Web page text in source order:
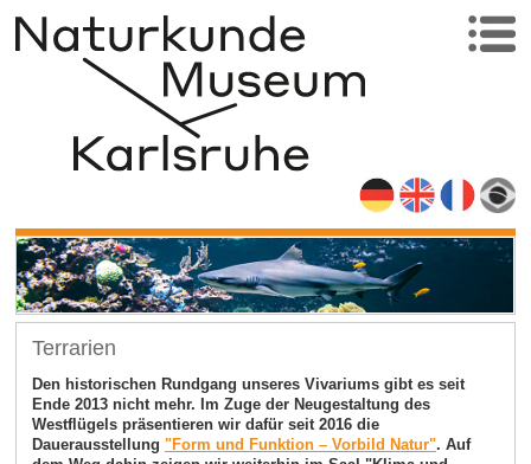
Terrarien
Den historischen Rundgang unseres Vivariums gibt es seit
Ende 2013 nicht mehr. Im Zuge der Neugestaltung des
Westflügels präsentieren wir dafür seit 2016 die
Dauerausstellung "Form und Funktion –Vorbild Natur". Auf